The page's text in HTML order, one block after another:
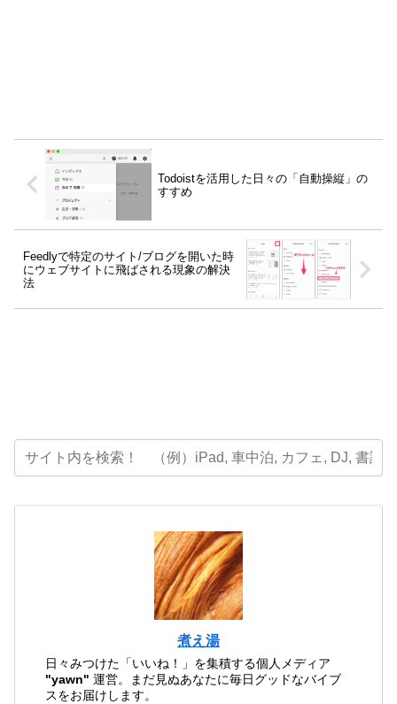
Todoistを活用した日々の「自動操縦」の
すすめ
Feedlyで特定のサイト/ブログを開いた時
にウェブサイトに飛ばされる現象の解決
法
煮え湯
日々みつけた「いいね！」を集積する個人メディア
"yawn" 運営。まだ見ぬあなたに毎日グッドなバイブ
スをお届けします。